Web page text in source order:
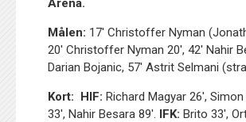
Målen: 17′ Christoffer Nyman
20′ Christoffer Nyman 20′, 42′ Nahir
Darian Bojanic, 57′ Astrit Selmani
Kort: HIF:Richard Magyar 26′,
33′, Nahir Besara 89′. IFK:Brito 33′,